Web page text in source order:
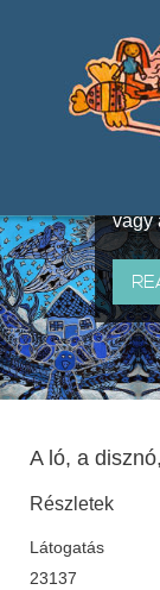
útján
vagy
A ló, a
Részletek
Látogatás
23137